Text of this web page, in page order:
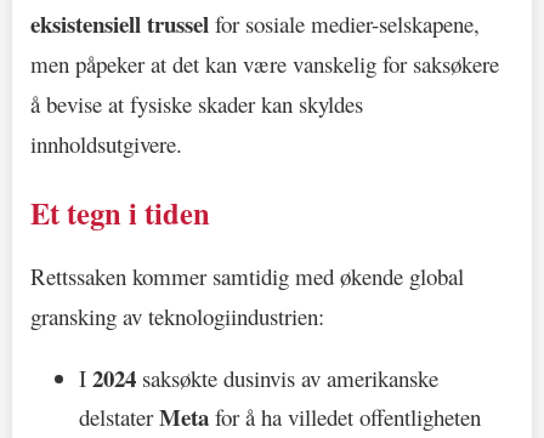
eksistensiell trussel for sosiale medier-selskapene,
men påpeker at det kan være vanskelig for saksøkere
å bevise at fysiske skader kan skyldes
innholdsutgivere.
Et tegn i tiden
Rettssaken kommer samtidig med økende global
gransking av teknologiindustrien:
I 2024 saksøkte dusinvis av amerikanske
delstaterMeta for å ha villedet offentligheten